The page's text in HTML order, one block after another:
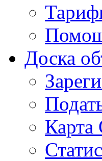
Доска
Карта